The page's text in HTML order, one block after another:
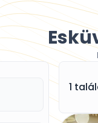
1